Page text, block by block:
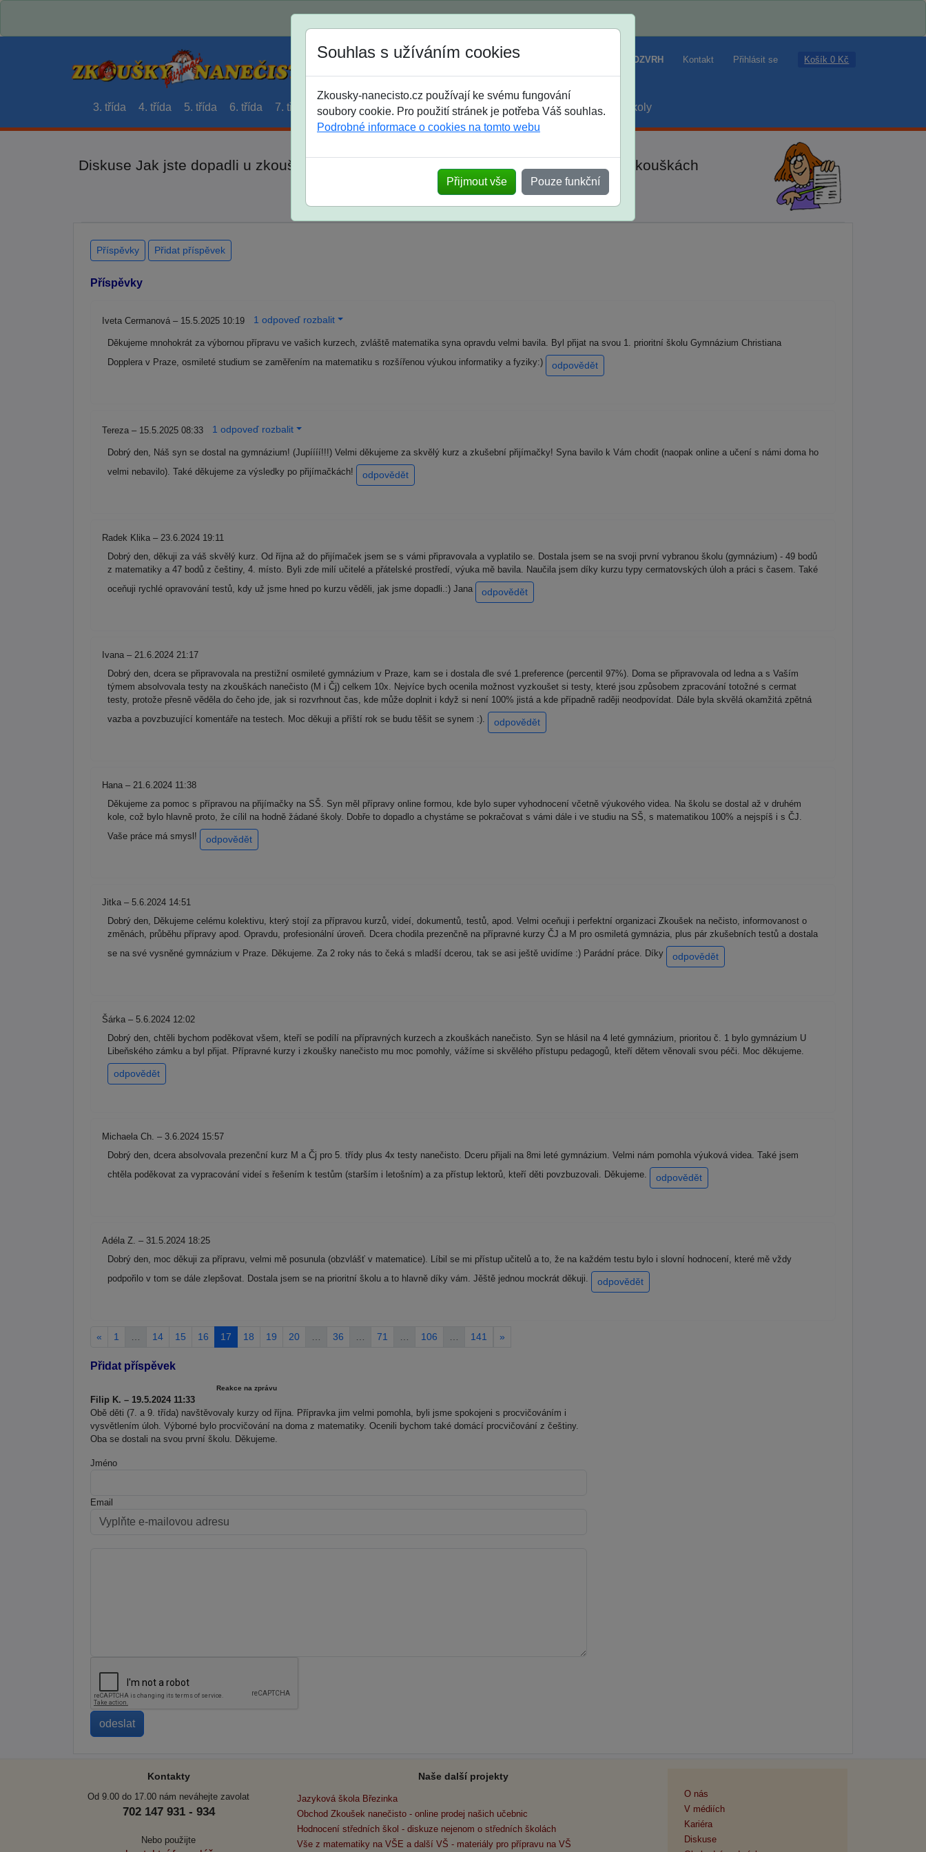
Jak si vybrat ROZVRH Kontakt Přihlásit se Košík 0 Kč
3. třída 4. třída 5. třída 6. třída 7. třída 8. třída 9. třída střední maturanti soutěže prázdniny školy
Diskuse Jak jste dopadli u zkoušek na SŠ? Vaše ohlasy po skutečných přijímacích zkouškách
Souhlas s užíváním cookies
Zkousky-nanecisto.cz používají ke svému fungování
soubory cookie. Pro použití stránek je potřeba Váš souhlas.
Podrobné informace o cookies na tomto webu
Přijmout vše Pouze funkční
Příspěvky Přidat příspěvek
Příspěvky
Iveta Cermanová – 15.5.2025 10:19 1 odpoveď rozbalit
Děkujeme mnohokrát za výbornou přípravu ve vašich kurzech, zvláště matematika syna opravdu velmi bavila. Byl přijat na svou 1. prioritní školu Gymnázium Christiana
Dopplera v Praze, osmileté studium se zaměřením na matematiku s rozšířenou výukou informatiky a fyziky:)
odpovědět
Tereza – 15.5.2025 08:33 1 odpoveď rozbalit
Dobrý den, Náš syn se dostal na gymnázium! (Jupíííí!!!) Velmi děkujeme za skvělý kurz a zkušební přijímačky! Syna bavilo k Vám chodit (naopak online a učení s námi doma ho
velmi nebavilo). Také děkujeme za výsledky po přijímačkách!
odpovědět
Radek Klika – 23.6.2024 19:11
Dobrý den, děkuji za váš skvělý kurz. Od října až do přijímaček jsem se s vámi připravovala a vyplatilo se. Dostala jsem se na svoji první vybranou školu (gymnázium) - 49 bodů
z matematiky a 47 bodů z češtiny, 4. místo. Byli zde milí učitelé a přátelské prostředí, výuka mě bavila. Naučila jsem díky kurzu typy cermatovských úloh a práci s časem. Také
oceňuji rychlé opravování testů, kdy už jsme hned po kurzu věděli, jak jsme dopadli.:) Jana
odpovědět
Ivana – 21.6.2024 21:17
Dobrý den, dcera se připravovala na prestižní osmileté gymnázium v Praze, kam se i dostala dle své 1.preference (percentil 97%). Doma se připravovala od ledna a s Vaším
týmem absolvovala testy na zkouškách nanečisto (M i Čj) celkem 10x. Nejvíce bych ocenila možnost vyzkoušet si testy, které jsou způsobem zpracování totožné s cermat
testy, protože přesně věděla do čeho jde, jak si rozvrhnout čas, kde může doplnit i když si není 100% jistá a kde případně raději neodpovídat. Dále byla skvělá okamžitá zpětná
vazba a povzbuzující komentáře na testech. Moc děkuji a příští rok se budu těšit se synem :).
odpovědět
Hana – 21.6.2024 11:38
Děkujeme za pomoc s přípravou na přijímačky na SŠ. Syn měl přípravy online formou, kde bylo super vyhodnocení včetně výukového videa. Na školu se dostal až v druhém
kole, což bylo hlavně proto, že cílil na hodně žádané školy. Dobře to dopadlo a chystáme se pokračovat s vámi dále i ve studiu na SŠ, s matematikou 100% a nejspíš i s ČJ.
Vaše práce má smysl!
odpovědět
Jitka – 5.6.2024 14:51
Dobrý den, Děkujeme celému kolektivu, který stojí za přípravou kurzů, videí, dokumentů, testů, apod. Velmi oceňuji i perfektní organizaci Zkoušek na nečisto, informovanost o
změnách, průběhu přípravy apod. Opravdu, profesionální úroveň. Dcera chodila prezenčně na přípravné kurzy ČJ a M pro osmiletá gymnázia, plus pár zkušebních testů a dostala
se na své vysněné gymnázium v Praze. Děkujeme. Za 2 roky nás to čeká s mladší dcerou, tak se asi ještě uvidíme :) Parádní práce. Díky
odpovědět
Šárka – 5.6.2024 12:02
Dobrý den, chtěli bychom poděkovat všem, kteří se podílí na přípravných kurzech a zkouškách nanečisto. Syn se hlásil na 4 leté gymnázium, prioritou č. 1 bylo gymnázium U
Libeňského zámku a byl přijat. Přípravné kurzy i zkoušky nanečisto mu moc pomohly, vážíme si skvělého přístupu pedagogů, kteří dětem věnovali svou péči. Moc děkujeme.
odpovědět
Michaela Ch. – 3.6.2024 15:57
Dobrý den, dcera absolvovala prezenční kurz M a Čj pro 5. třídy plus 4x testy nanečisto. Dceru přijali na 8mi leté gymnázium. Velmi nám pomohla výuková videa. Také jsem
chtěla poděkovat za vypracování videí s řešením k testům (starším i letošním) a za přístup lektorů, kteří děti povzbuzovali. Děkujeme.
odpovědět
Adéla Z. – 31.5.2024 18:25
Dobrý den, moc děkuji za přípravu, velmi mě posunula (obzvlášť v matematice). Líbil se mi přístup učitelů a to, že na každém testu bylo i slovní hodnocení, které mě vždy
podpořilo v tom se dále zlepšovat. Dostala jsem se na prioritní školu a to hlavně díky vám. Jěště jednou mockrát děkuji.
odpovědět
« 1 14 15 16 17 18 19 20 36 71 106 141 »
Přidat příspěvek
Reakce na zprávu
Filip K. – 19.5.2024 11:33
Obě děti (7. a 9. třída) navštěvovaly kurzy od října. Přípravka jim velmi pomohla, byli jsme spokojeni s procvičováním i
vysvětlením úloh. Výborné bylo procvičování na doma z matematiky. Ocenili bychom také domácí procvičování z češtiny.
Oba se dostali na svou první školu. Děkujeme.
Jméno
Email
Kontakty
Od 9.00 do 17.00 nám neváhejte zavolat
702 147 931 - 934
Nebo použijte
Naše další projekty
Jazyková škola Březinka
Obchod Zkoušek nanečisto - online prodej našich učebnic
Hodnocení středních škol - diskuze nejenom o středních školách
Vše z matematiky na VŠE a další VŠ - materiály pro přípravu na VŠ
O nás
V médiích
Kariéra
Diskuse